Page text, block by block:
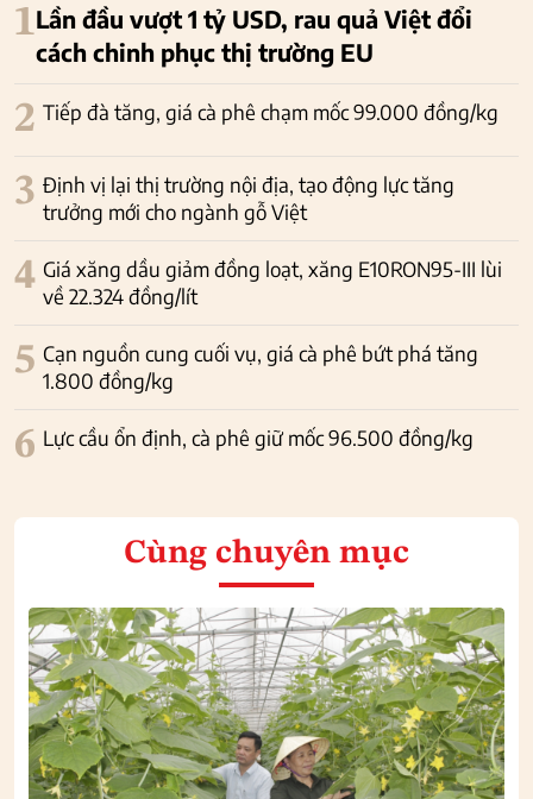
1Lần đầu vượt 1 tỷ USD, rau quả Việt đổi
cách chinh phục thị trường EU
2 Tiếp đà tăng, giá cà phê chạm mốc 99.000 đồng/kg
3 Định vị lại thị trường nội địa, tạo động lực tăng
trưởng mới cho ngành gỗ Việt
4 Giá xăng dầu giảm đồng loạt, xăng E10RON95-III lùi
về 22.324 đồng/lít
5 Cạn nguồn cung cuối vụ, giá cà phê bứt phá tăng
1.800 đồng/kg
6 Lực cầu ổn định, cà phê giữ mốc 96.500 đồng/kg
Cùng chuyên mục